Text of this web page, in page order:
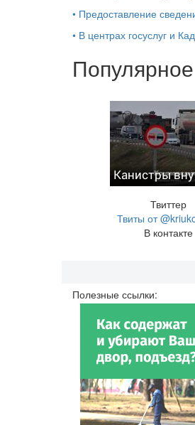
• Предоставление
• В центрах госуслуг и
Канистры
Твиттер
Твиты от
В контакте
Полезные ссылки: